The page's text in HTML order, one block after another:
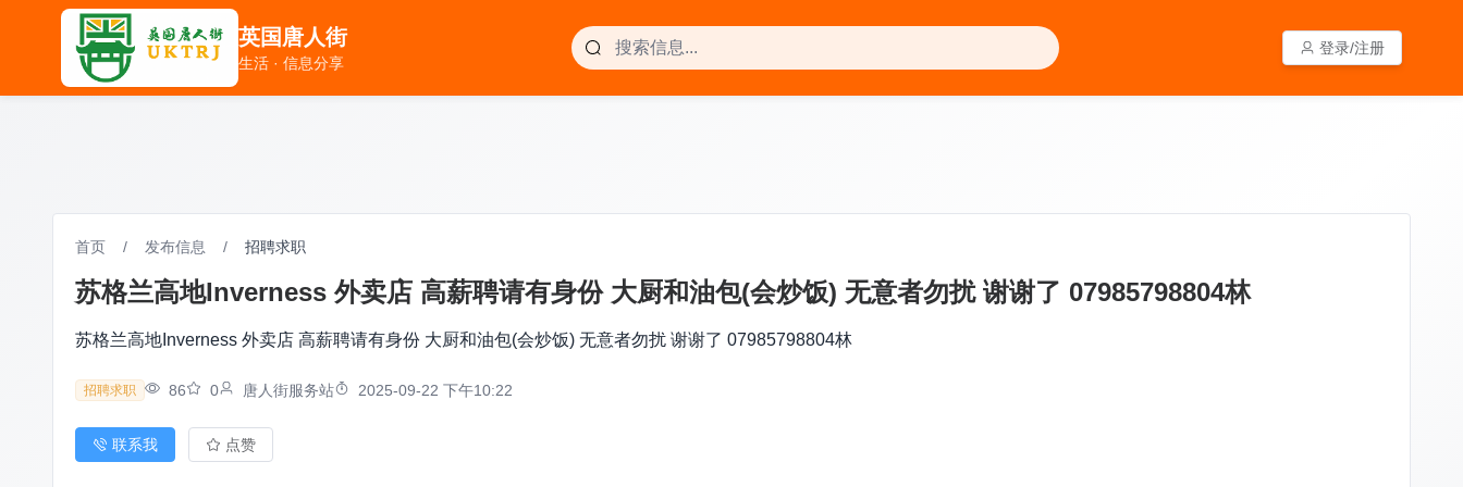
英国唐人街
生活 · 信息分享
登录/注册
英国唐人街
生活 · 信息分享
登录/注册
首页 / 发布信息 / 招聘求职
苏格兰高地Inverness 外卖店 高薪聘请有身份 大厨和油包(会炒饭) 无意者勿扰 谢谢了 07985798804林
苏格兰高地Inverness 外卖店 高薪聘请有身份 大厨和油包(会炒饭) 无意者勿扰 谢谢了 07985798804林
招聘求职 86 0 唐人街服务站 2025-09-22 下午10:22
联系我 点赞